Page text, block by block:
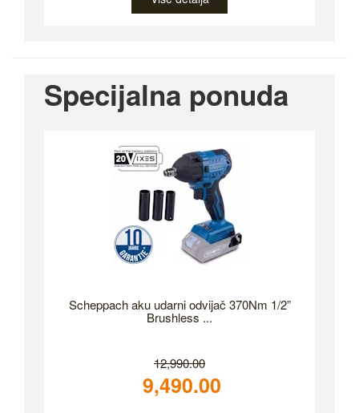
Specijalna ponuda
Scheppach aku udarni odvijač 370Nm 1/2”
Brushless ...
12,990.00
9,490.00